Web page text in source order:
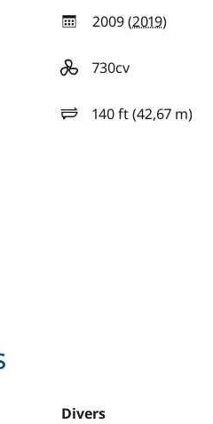
2009 (2019)
année
730cv
motorisation
140 ft (42,67 m)
longueur
Divers